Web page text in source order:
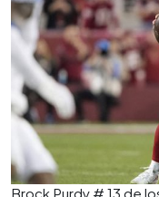
Brock Purdy # 13 de